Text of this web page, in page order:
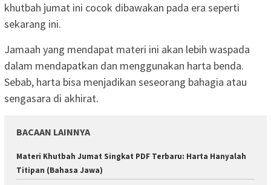
khutbah jumat ini cocok dibawakan pada era seperti
sekarang ini.
Jamaah yang mendapat materi ini akan lebih waspada
dalam mendapatkan dan menggunakan harta benda.
Sebab, harta bisa menjadikan seseorang bahagia atau
sengasara di akhirat.
BACAAN LAINNYA
Materi Khutbah Jumat Singkat PDF Terbaru: Harta Hanyalah
Titipan (Bahasa Jawa)